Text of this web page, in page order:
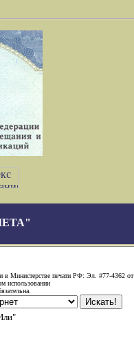
в Министерстве печати РФ: Эл. #77-4362 от
использовании